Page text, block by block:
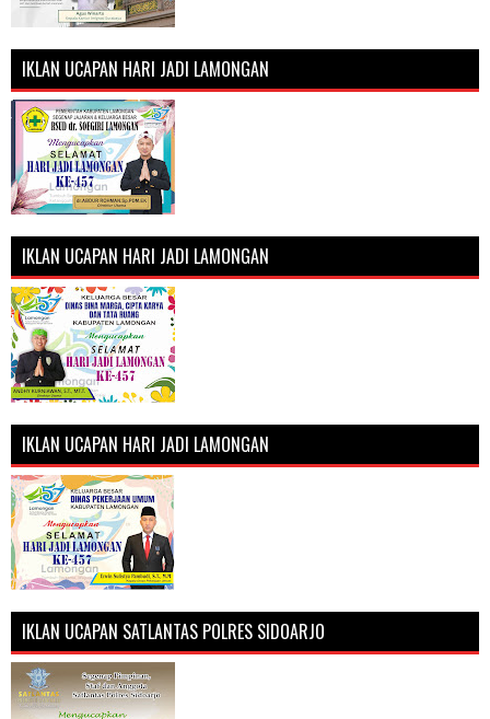
IKLAN UCAPAN HARI JADI LAMONGAN
IKLAN UCAPAN HARI JADI LAMONGAN
IKLAN UCAPAN HARI JADI LAMONGAN
IKLAN UCAPAN SATLANTAS POLRES SIDOARJO